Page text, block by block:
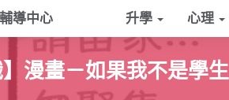
導中心 升學 心理
】漫畫－如果我不是學生